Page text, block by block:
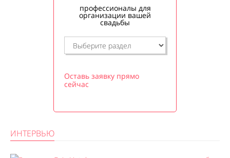
профессионалы для
организации вашей
свадьбы
Оставь заявку прямо
сейчас
ИНТЕРВЬЮ